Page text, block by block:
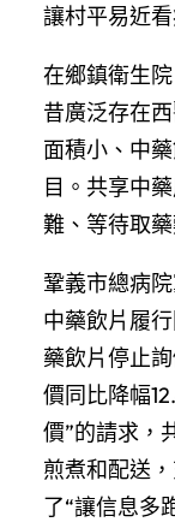
讓村平易近
在鄉鎮衛生
昔廣泛存在
面積小、中
目。共享中
難、等待取
鞏義市總病
中藥飲片履
藥飲片停止
價同比降幅
價”的請求，
煎煮和配送
了“讓信息多